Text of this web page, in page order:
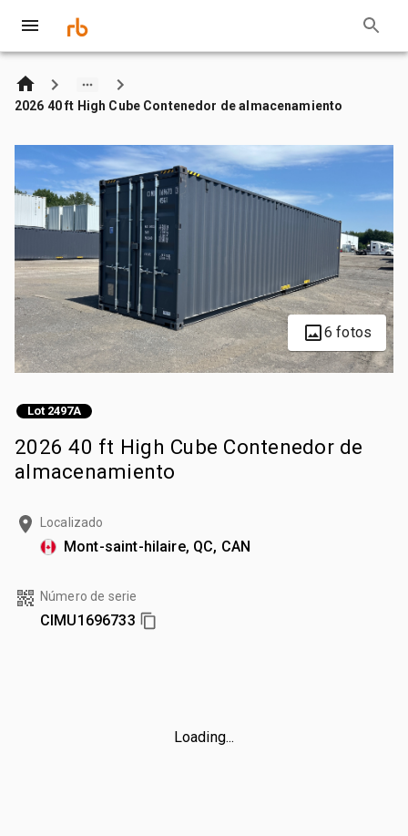
2026 40 ft High Cube Contenedor de almacenamiento
6 fotos
Lot 2497A
2026 40 ft High Cube Contenedor de
almacenamiento
Localizado
Mont-saint-hilaire, QC, CAN
Número de serie
CIMU1696733
Loading...